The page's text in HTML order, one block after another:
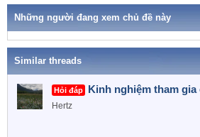
k
Những người đang xem chủ đề này
Similar threads
Hỏi đáp Kinh nghiệm tham
Hertz